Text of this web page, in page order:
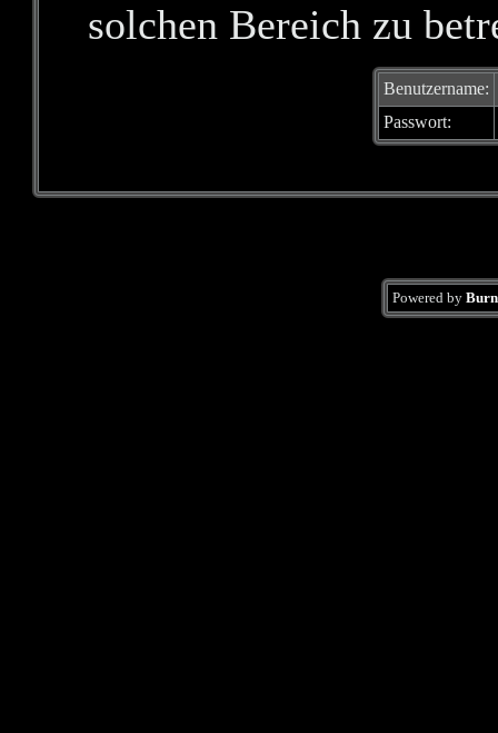
solchen Bereich zu
Benutzername:
Passwort:
Powered by